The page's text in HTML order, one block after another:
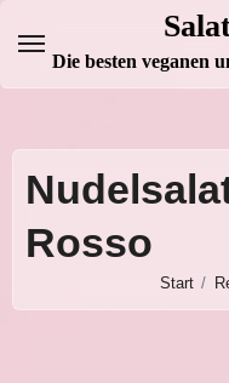
Inhalt
springen
Die besten veganen
Rosso
Start